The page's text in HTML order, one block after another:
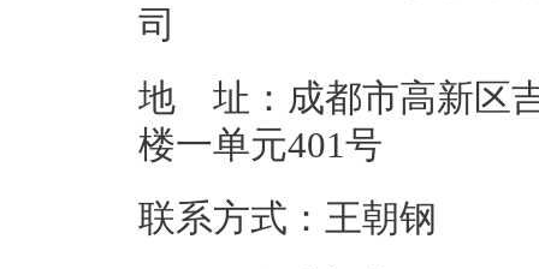
地 址：成都市高新区
楼一单
联系方式